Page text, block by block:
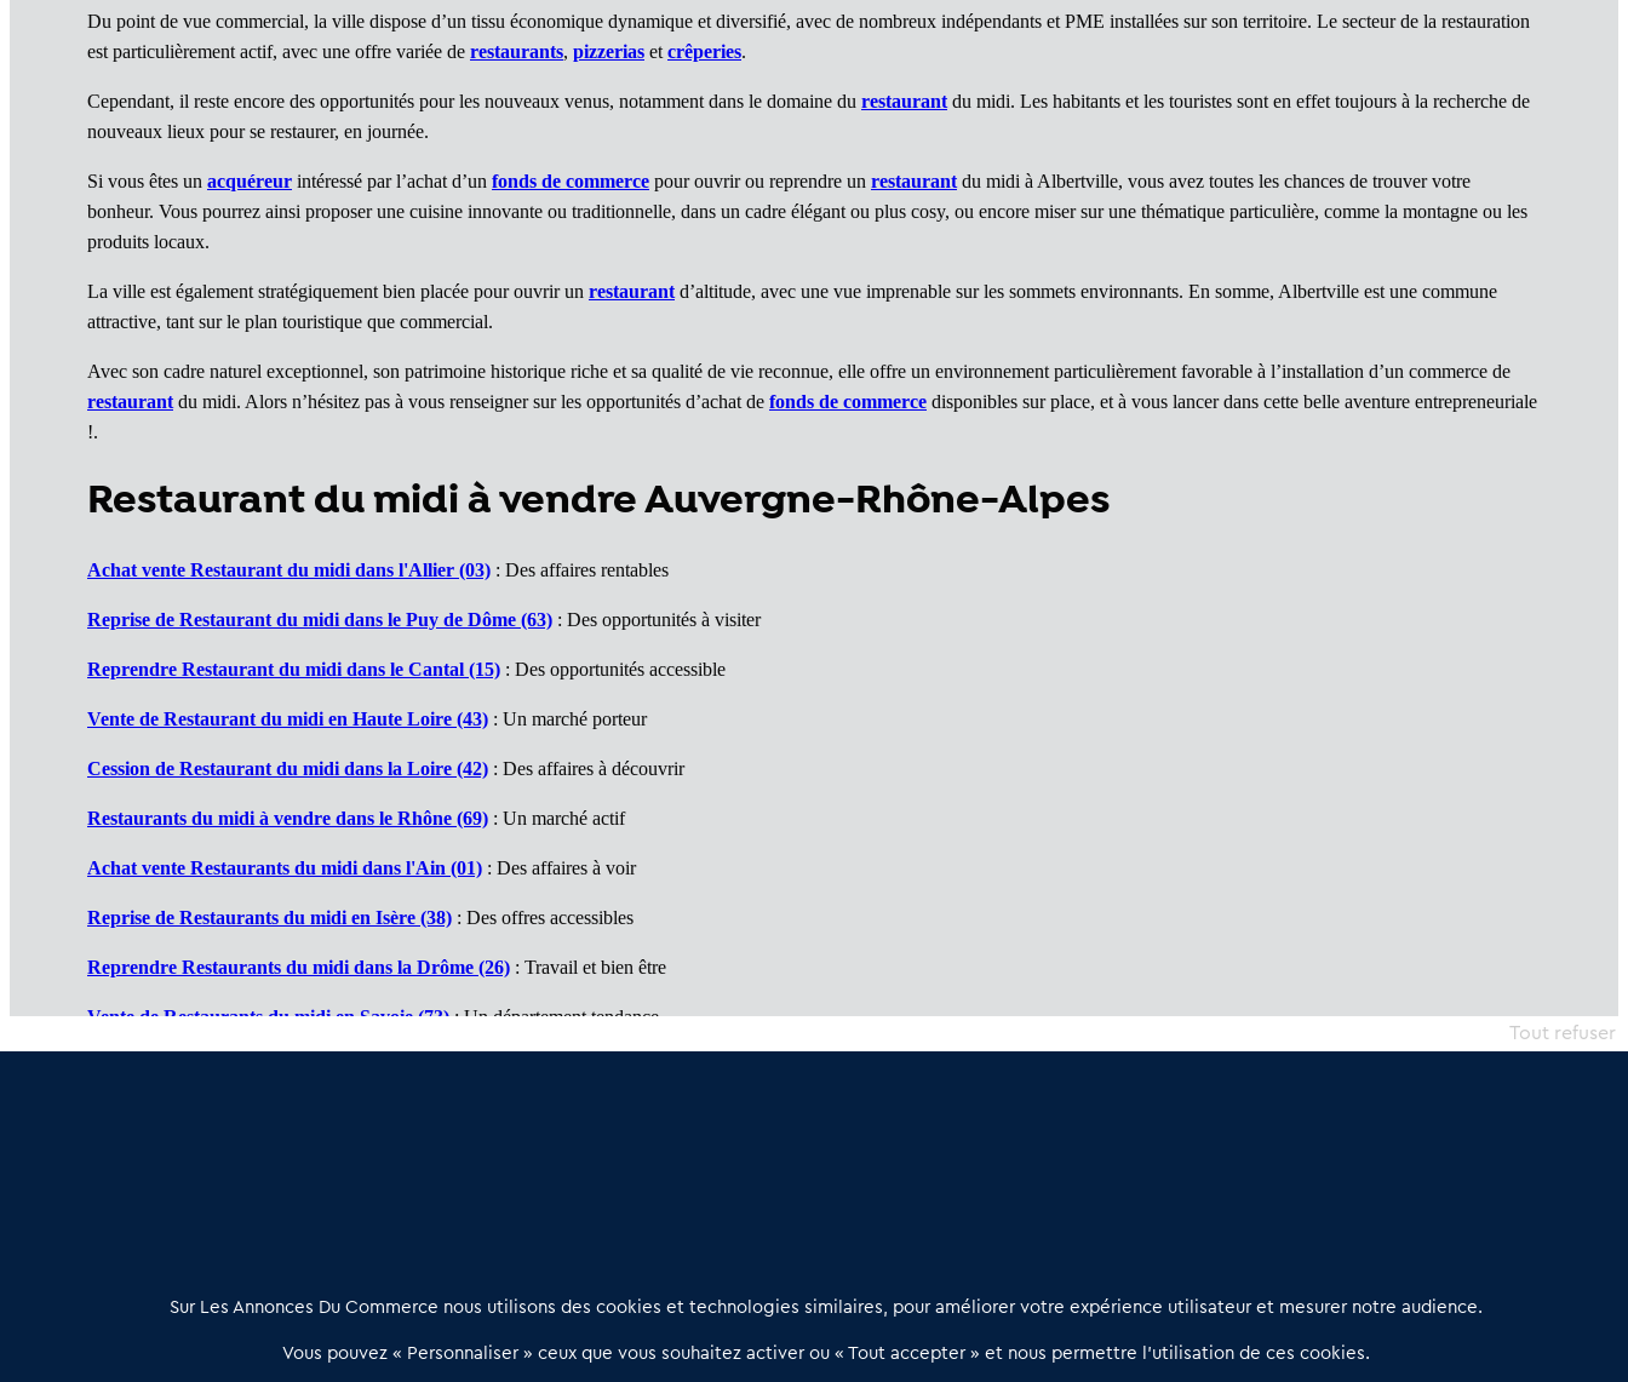
Du point de vue commercial, la ville dispose d’un tissu économique dynamique et diversifié, avec de nombreux indépendants et PME installées sur son territoire. Le secteur de la restauration
est particulièrement actif, avec une offre variée de restaurants, pizzerias et crêperies.
Cependant, il reste encore des opportunités pour les nouveaux venus, notamment dans le domaine du restaurant du midi. Les habitants et les touristes sont en effet toujours à la recherche de
nouveaux lieux pour se restaurer, en journée.
Si vous êtes un acquéreur intéressé par l’achat d’un fonds de commerce pour ouvrir ou reprendre un restaurant du midi à Albertville, vous avez toutes les chances de trouver votre
bonheur. Vous pourrez ainsi proposer une cuisine innovante ou traditionnelle, dans un cadre élégant ou plus cosy, ou encore miser sur une thématique particulière, comme la montagne ou les
produits locaux.
La ville est également stratégiquement bien placée pour ouvrir un restaurant d’altitude, avec une vue imprenable sur les sommets environnants. En somme, Albertville est une commune
attractive, tant sur le plan touristique que commercial.
Avec son cadre naturel exceptionnel, son patrimoine historique riche et sa qualité de vie reconnue, elle offre un environnement particulièrement favorable à l’installation d’un commerce de
restaurant du midi. Alors n’hésitez pas à vous renseigner sur les opportunités d’achat de fonds de commerce disponibles sur place, et à vous lancer dans cette belle aventure entrepreneuriale
!.
Restaurant du midi à vendre Auvergne-Rhône-Alpes
Achat vente Restaurant du midi dans l'Allier (03) : Des affaires rentables
Reprise de Restaurant du midi dans le Puy de Dôme (63) : Des opportunités à visiter
Reprendre Restaurant du midi dans le Cantal (15) : Des opportunités accessible
Vente de Restaurant du midi en Haute Loire (43) : Un marché porteur
Cession de Restaurant du midi dans la Loire (42) : Des affaires à découvrir
Restaurants du midi à vendre dans le Rhône (69) : Un marché actif
Achat vente Restaurants du midi dans l'Ain (01) : Des affaires à voir
Reprise de Restaurants du midi en Isère (38) : Des offres accessibles
Reprendre Restaurants du midi dans la Drôme (26) : Travail et bien être
Vente de Restaurants du midi en Savoie (73): Un département tendance
relation qualifiée conçu pour les acteurs de l’immobilier commercial
02 54 56 03 17
Contactez-nous
Sur Les Annonces Du Commerce nous utilisons des cookies et technologies similaires, pour améliorer votre expérience utilisateur et mesurer notre audience.
Vous pouvez « Personnaliser » ceux que vous souhaitez activer ou « Tout accepter » et nous permettre l’utilisation de ces cookies.
Tout refuser